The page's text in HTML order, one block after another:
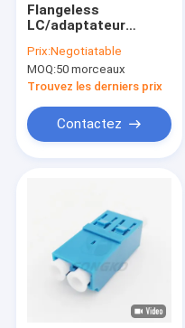
Flangeless
LC/adaptateur
duplex de RPA avec la
boucle en plastique
Prix:Negotiatable
MOQ:50 morceaux
Trouvez les derniers prix
Contactez